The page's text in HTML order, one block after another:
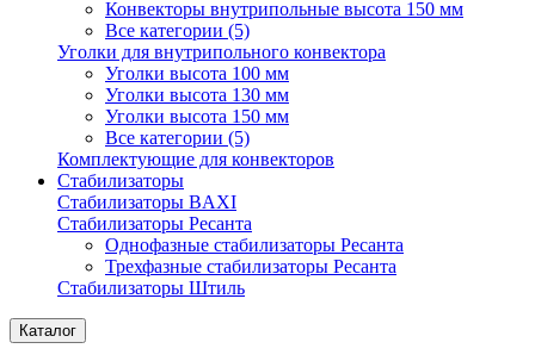
Конвекторы внутрипольные высота 150 мм
Все категории (5)
Уголки для внутрипольного конвектора
Уголки высота 100 мм
Уголки высота 130 мм
Уголки высота 150 мм
Все категории (5)
Комплектующие для конвекторов
Стабилизаторы
Стабилизаторы BAXI
Стабилизаторы Ресанта
Однофазные стабилизаторы Ресанта
Трехфазные стабилизаторы Ресанта
Стабилизаторы Штиль
Каталог